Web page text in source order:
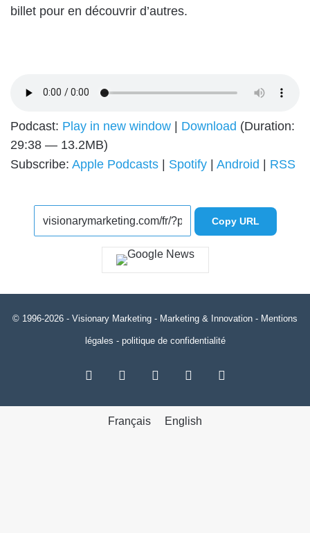
billet pour en découvrir d’autres.
Podcast: Play in new window | Download (Duration:
29:38 — 13.2MB)
Subscribe: Apple Podcasts | Spotify | Android | RSS
Copy URL
© 1996-2026 - Visionary Marketing - Marketing & Innovation - Mentions
légales - politique de confidentialité
Facebook Linkedin
Français English